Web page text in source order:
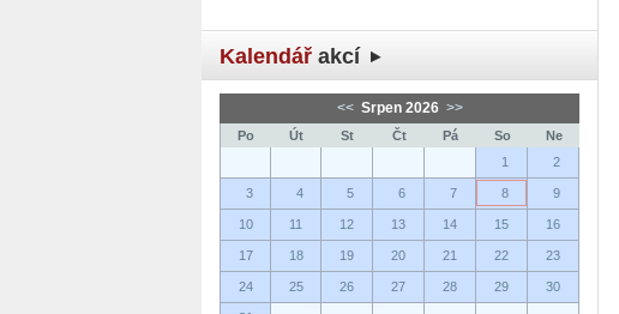
Kalendář akcí
<< Srpen 2026 >>
Po Út St Čt Pá So
Ne
1
2
3 4 5 6 7 8 9
10 11 12 13 14 15 16
17 18 19 20 21 22 23
24 25 26 27 28 29 30